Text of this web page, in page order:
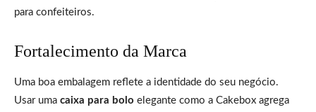
para confeiteiros.
Fortalecimento da Marca
Uma boa embalagem reflete a identidade do seu negócio.
Usar uma caixa para bolo elegante como a Cakebox agrega